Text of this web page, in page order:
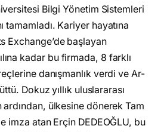
Bilgi Yönetim Sistemleri
tamamladı. Kariyer hayatına
Exchange’de başlayan
kadar bu firmada, 8 farklı
danışmanlık verdi ve Ar-
Dokuz yıllık uluslararası
ardından, ülkesine dönerek Tam
imza atan Erçin DEDEOĞLU, bu